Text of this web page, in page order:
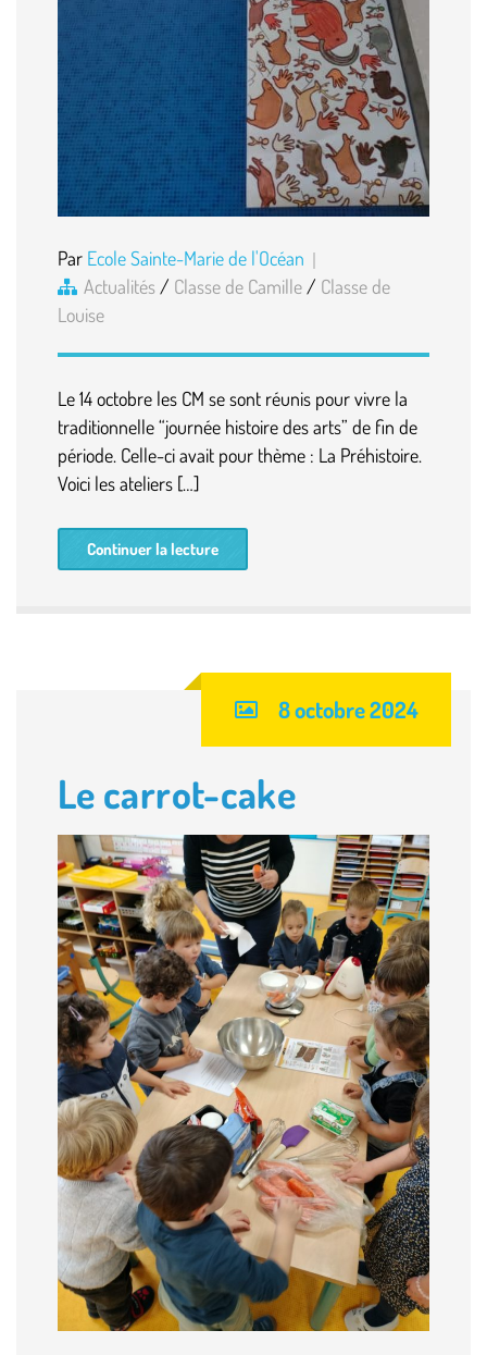
Par Ecole Sainte-Marie de l'Océan
Actualités / Classe de Camille / Classe de
Louise
Le 14 octobre les CM se sont réunis pour vivre la
traditionnelle “journée histoire des arts” de fin de
période. Celle-ci avait pour thème : La Préhistoire.
Voici les ateliers […]
Continuer la lecture
8 octobre 2024
Le carrot-cake